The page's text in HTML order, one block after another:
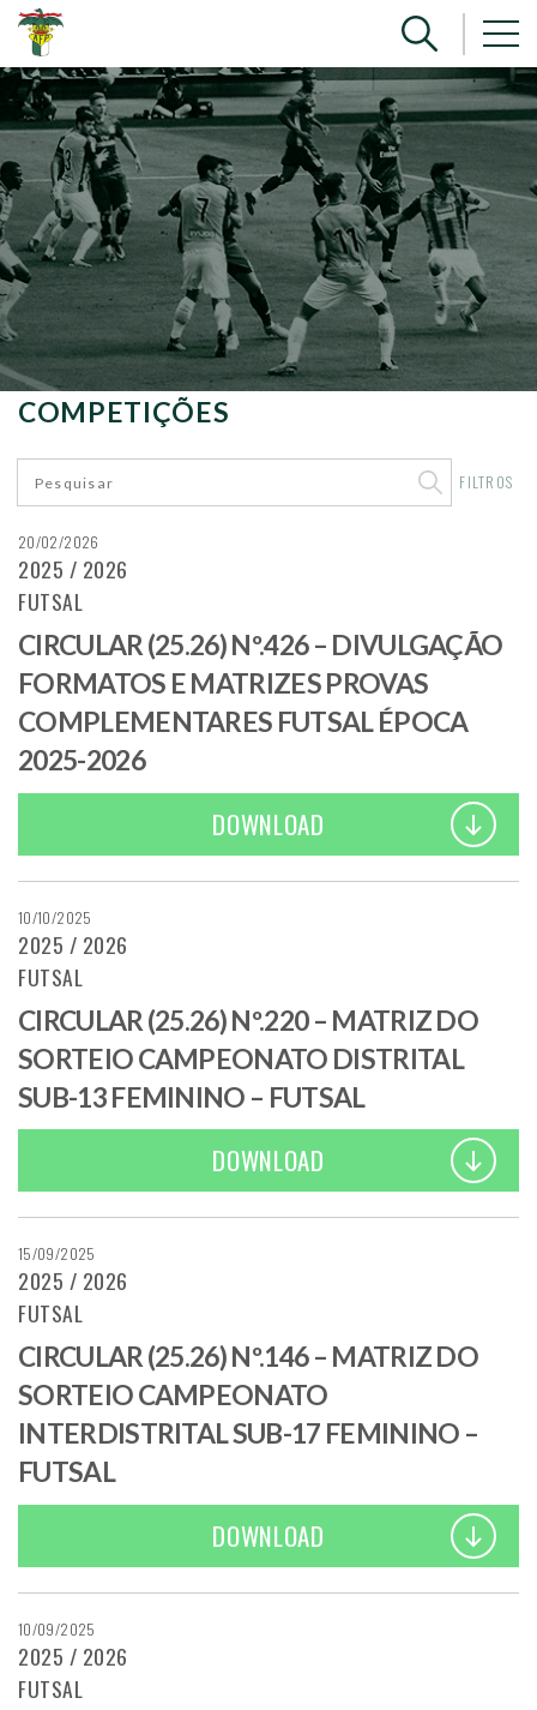
COMPETIÇÕES
FILTROS
20/02/2026
2025 / 2026
FUTSAL
CIRCULAR (25.26) Nº.426 – DIVULGAÇÃO
FORMATOS E MATRIZES PROVAS
COMPLEMENTARES FUTSAL ÉPOCA
2025-2026
DOWNLOAD
10/10/2025
2025 / 2026
FUTSAL
CIRCULAR (25.26) Nº.220 – MATRIZ DO
SORTEIO CAMPEONATO DISTRITAL
SUB-13 FEMININO – FUTSAL
DOWNLOAD
15/09/2025
2025 / 2026
FUTSAL
CIRCULAR (25.26) Nº.146 – MATRIZ DO
SORTEIO CAMPEONATO
INTERDISTRITAL SUB-17 FEMININO –
FUTSAL
DOWNLOAD
10/09/2025
2025 / 2026
FUTSAL